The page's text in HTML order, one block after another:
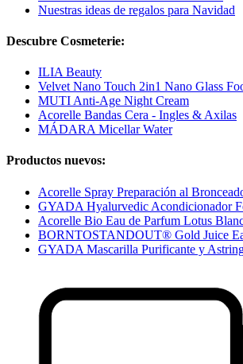
Nuestras ideas de regalos para Navidad
Descubre Cosmeterie:
ILIA Beauty
Velvet Nano Touch 2in1 Nano Glass
MUTI Anti-Age Night Cream
Acorelle Bandas Cera - Ingles & Axilas
MÁDARA Micellar Water
Productos nuevos:
Acorelle Spray Preparación al
GYADA Hyalurvedic Acondicionador
Acorelle Bio Eau de Parfum Lotus
BORNTOSTANDOUT® Gold Juice
GYADA Mascarilla Purificante y